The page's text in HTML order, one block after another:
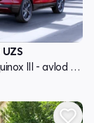
UZS
Chevrolet Equinox III - avlod restyling